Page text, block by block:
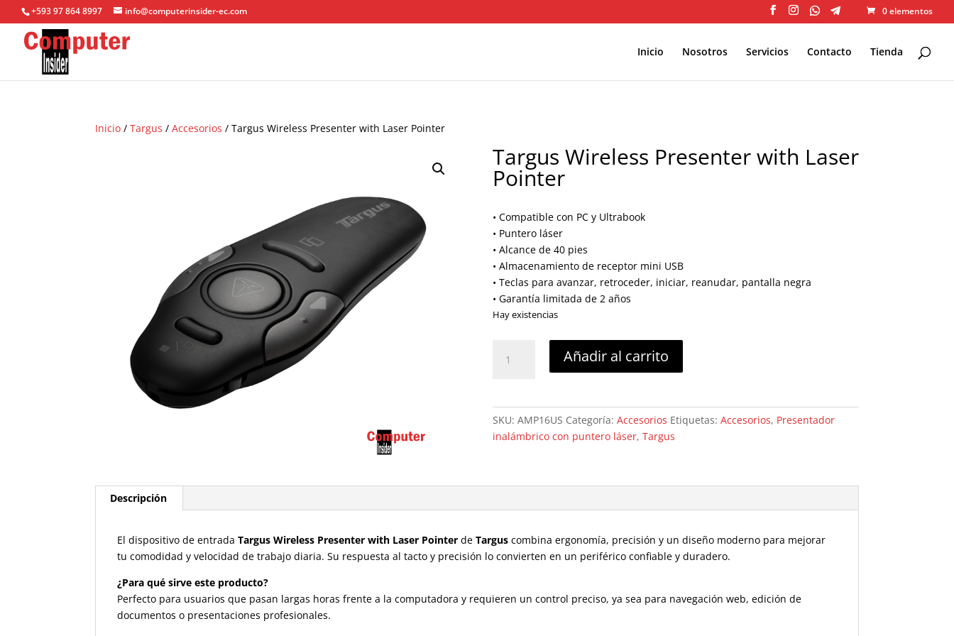
+593 97 864 8997 info@computerinsider-ec.com 0 elementos
Inicio Nosotros Servicios Contacto Tienda
Inicio /Targus /Accesorios / Targus Wireless Presenter with Laser Pointer
Targus Wireless Presenter with Laser
Pointer
• Compatible con PC y Ultrabook
• Puntero láser
• Alcance de 40 pies
• Almacenamiento de receptor mini USB
• Teclas para avanzar, retroceder, iniciar, reanudar, pantalla negra
• Garantía limitada de 2 años
Hay existencias
Wireless
Pointer
Añadir al carrito
SKU: AMP16US Categoría: Accesorios Etiquetas: Accesorios, Presentador
inalámbrico con puntero láser, Targus
Descripción
El dispositivo de entradaTargus Wireless Presenter with Laser Pointer deTargus combina ergonomía, precisión y un diseño moderno para mejorar
tu comodidad y velocidad de trabajo diaria. Su respuesta al tacto y precisión lo convierten en un periférico confiable y duradero.
¿Para qué sirve este producto?
Perfecto para usuarios que pasan largas horas frente a la computadora y requieren un control preciso, ya sea para navegación web, edición de
documentos o presentaciones profesionales.